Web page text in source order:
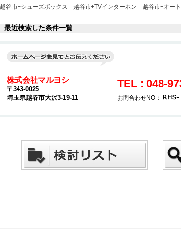
越谷市+シューズボックス 越谷市+TVインターホン 越谷市+オー
最近検索した条件一覧
株式会社マルヨシ
〒343-0025
埼玉県越谷市大沢3-19-11
TEL : 048-
お問合わせNO：